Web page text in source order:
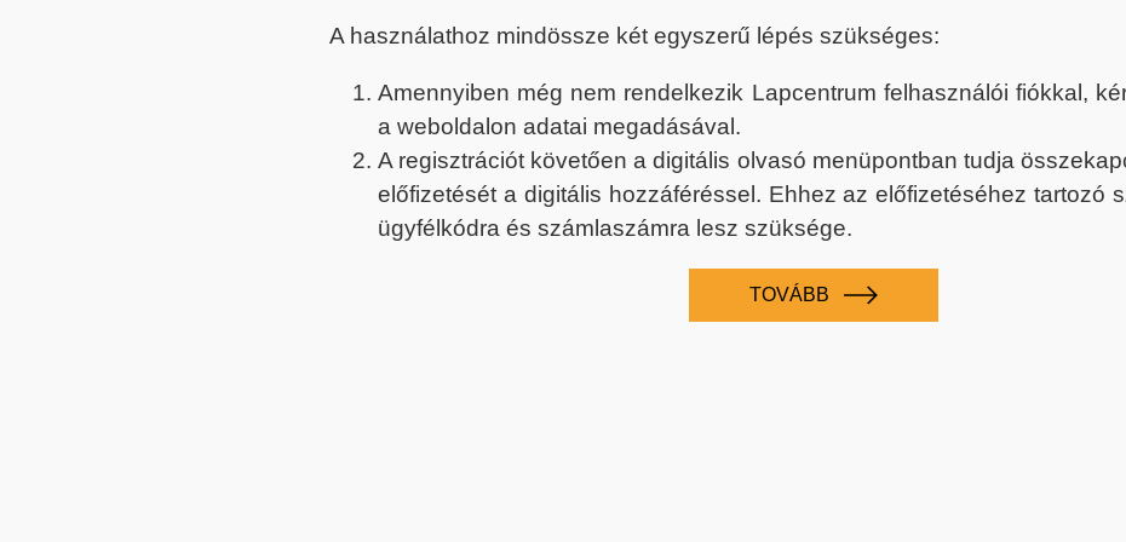
A használathoz mindössze két egyszerű lépés szükséges:
Amennyiben még nem rendelkezik Lapcentrum felhasználói fiókkal,
a weboldalon adatai megadásával.
A regisztrációt követően a digitális olvasó menüpontban tudja
előfizetését a digitális hozzáféréssel. Ehhez az előfizetéséhez tartozó
ügyfélkódra és számlaszámra lesz szüksége.
TOVÁBB